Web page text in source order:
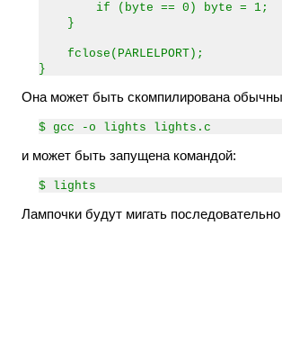
if (byte == 0) byte = 1;
}
fclose(PARLELPORT);
}
Она может быть скомпилирована
$ gcc -o lights lights.c
и может быть запущена командой:
$ lights
Лампочки будут мигать